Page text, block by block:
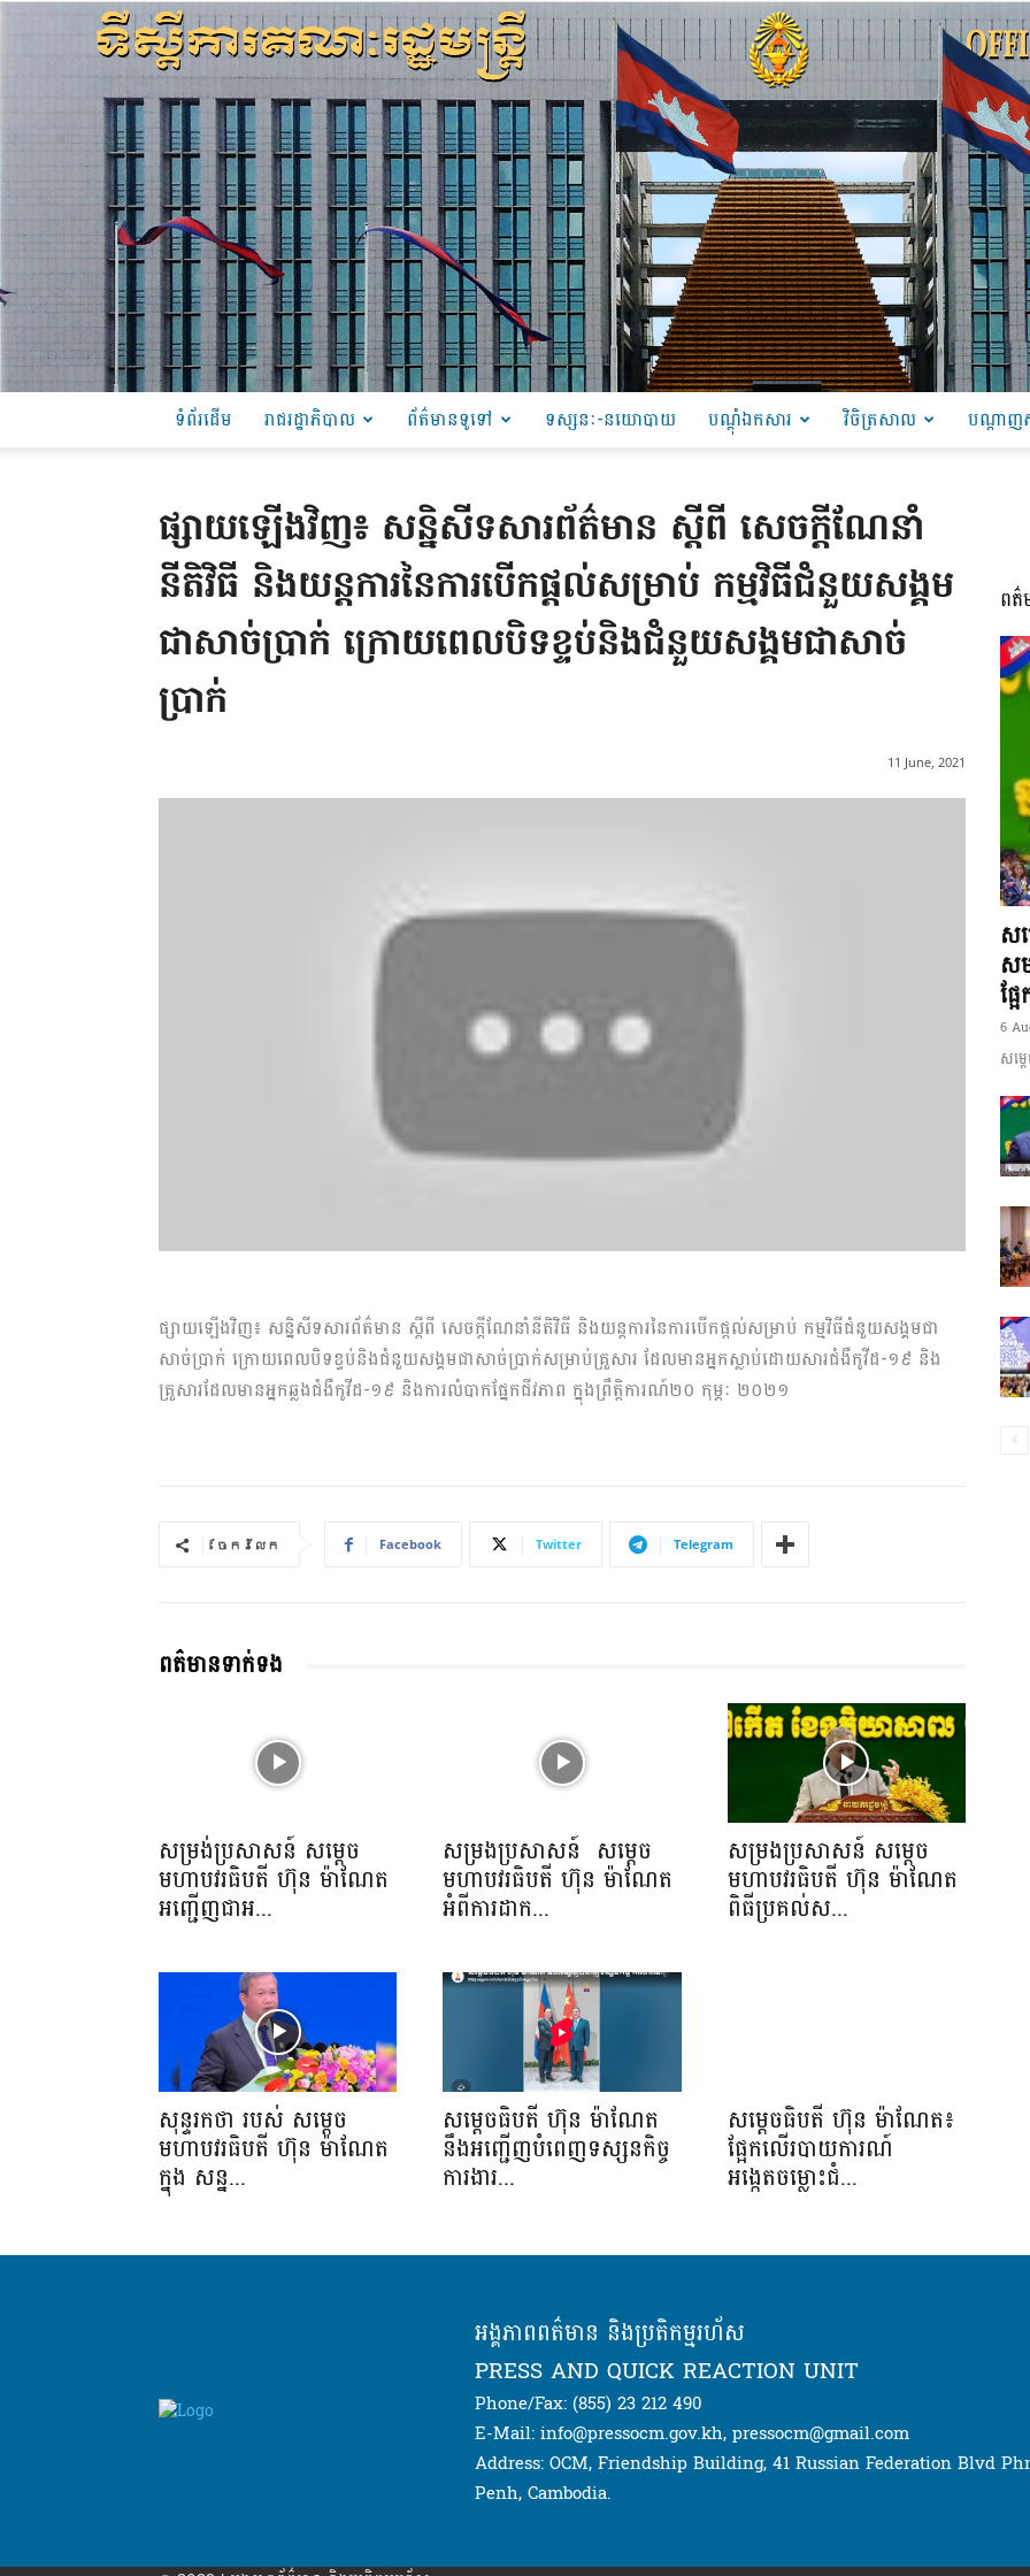
ប្រតិកម្ម
ទំព័រដើម រាជរដ្ឋាភិបាល ព័ត៌មានទូទៅ ទស្សនៈ-នយោបាយ បណ្ដុំឯកសារ វិចិត្រសាល បណ្តាញ
ផ្សាយឡើងវិញ៖ សន្និសីទសារព័ត៌មាន ស្តីពី សេចក្តីណែនាំ
នីតិវិធី និងយន្តការនៃការបើកផ្តល់សម្រាប់ កម្មវិធីជំនួយសង្គម
ជាសាច់ប្រាក់ ក្រោយពេលបិទខ្ទប់និងជំនួយសង្គមជាសាច់
ប្រាក់
11 June, 2021
ផ្សាយឡើងវិញ៖ សន្និសីទសារព័ត៌មាន ស្តីពី សេចក្តីណែនាំនីតិវិធី និងយន្តការនៃការបើកផ្តល់សម្រាប់ កម្មវិធីជំនួយសង្គមជា
សាច់ប្រាក់ ក្រោយពេលបិទខ្ទប់និងជំនួយសង្គមជាសាច់ប្រាក់សម្រាប់គ្រួសារ ដែលមានអ្នកស្លាប់ដោយសារជំងឺកូវីដ-១៩ និង
គ្រួសារដែលមានអ្នកឆ្លងជំងឺកូវីដ-១៩ និងការលំបាកផ្នែកជីវភាព ក្នុងព្រឹត្តិការណ៍២០ កុម្ភៈ ២០២១
ចែករំលែក Facebook Twitter Telegram
ពត៌មានទាក់ទង
សម្រង់ប្រសាសន៍ សម្ដេច
មហាបវរធិបតី ហ៊ុន ម៉ាណែត
អញ្ជើញជាអ...
សម្រងប្រសាសន៍ សម្ដេច
មហាបវរធិបតី ហ៊ុន ម៉ាណែត
អំពីការដាក...
សម្រងប្រសាសន៍ សម្ដេច
មហាបវរធិបតី ហ៊ុន ម៉ាណែត
ពិធីប្រគល់ស...
សុន្ទរកថា របស់ សម្ដេច
មហាបវរធិបតី ហ៊ុន ម៉ាណែត
ក្នុង សន្ន...
សម្តេចធិបតី ហ៊ុន ម៉ាណែត
នឹងអញ្ជើញបំពេញទស្សនកិច្ច
ការងារ...
សម្តេចធិបតី ហ៊ុន ម៉ាណែត៖
ផ្អែកលើរបាយការណ៍
អង្កេតចម្លោះជំ...
ពត៌
ស
ស
ផ្អ
6
សម្
អង្គភាពពត៌មាន និងប្រតិកម្មរហ័ស
PRESS AND QUICK REACTION UNIT
Phone/Fax: (855) 23 212 490
E-Mail: info@pressocm.gov.kh, pressocm@gmail.com
Address: OCM, Friendship Building, 41 Russian Federation Blvd
Penh, Cambodia.